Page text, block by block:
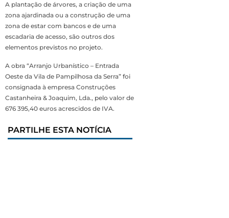
A plantação de árvores, a criação de uma
zona ajardinada ou a construção de uma
zona de estar com bancos e de uma
escadaria de acesso, são outros dos
elementos previstos no projeto.
A obra “Arranjo Urbanístico – Entrada
Oeste da Vila de Pampilhosa da Serra” foi
consignada à empresa Construções
Castanheira & Joaquim, Lda., pelo valor de
676 395,40 euros acrescidos de IVA.
PARTILHE ESTA NOTÍCIA